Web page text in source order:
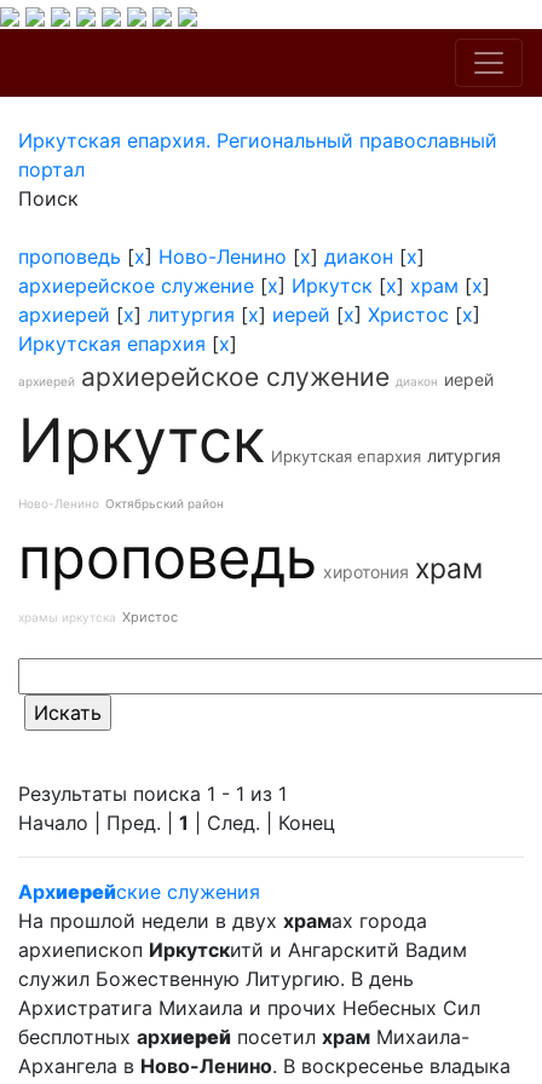
Иркутская епархия. Региональный православный
портал
Поиск
проповедь [x] Ново-Ленино [x] диакон [x]
архиерейское служение [x] Иркутск [x] храм [x]
архиерей [x] литургия [x] иерей [x] Христос [x]
Иркутская епархия [x]
архиерей архиерейское служение диакон иерей
Иркутск Иркутская епархия литургия
Ново-Ленино Октябрьский район
проповедь хиротония храм
храмы иркутска Христос
Результаты поиска 1 - 1 из 1
Начало | Пред. | 1 | След. | Конец
Архиерейские служения
На прошлой недели в двух храмах города
архиепископ Иркутскитй и Ангарскитй Вадим
служил Божественную Литургию. В день
Архистратига Михаила и прочих Небесных Сил
бесплотных архиерей посетил храм Михаила-
Архангела в Ново-Ленино. В воскресенье владыка